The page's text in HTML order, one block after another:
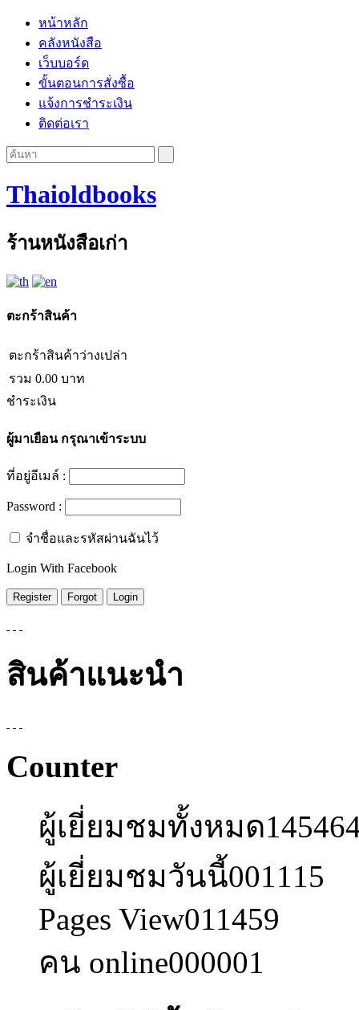
หน้าหลัก
คลังหนังสือ
เว็บบอร์ด
ขั้นตอนการสั่งซื้อ
แจ้งการชำระเงิน
ติดต่อเรา
Thaioldbooks
ร้านหนังสือเก่า
ตะกร้าสินค้า
ตะกร้าสินค้าว่างเปล่า
รวม 0.00 บาท
ชำระเงิน
ผู้มาเยือนกรุณาเข้าระบบ
ที่อยู่อีเมล์ :
Password :
จำชื่อและรหัสผ่านฉันไว้
Login With Facebook
สินค้าแนะนำ
Counter
ผู้เยี่ยมชมทั้งหมด
ผู้เยี่ยมชมวันนี้001115
Pages View011459
คน online000001